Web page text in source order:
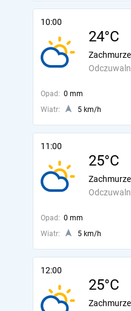
10:00
24°C
Opad: 0 mm
Wiatr:
5 km/h
11:00
25°C
Opad: 0 mm
Wiatr:
5 km/h
12:00
25°C